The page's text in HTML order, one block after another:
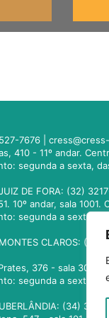
7676 |
410 - 11º andar.
segunda a sexta,
DE FORA: (32)
10º andar, sala
segunda a sexta,
CLAROS:
376 - sala 301.
segunda a sexta,
(34)